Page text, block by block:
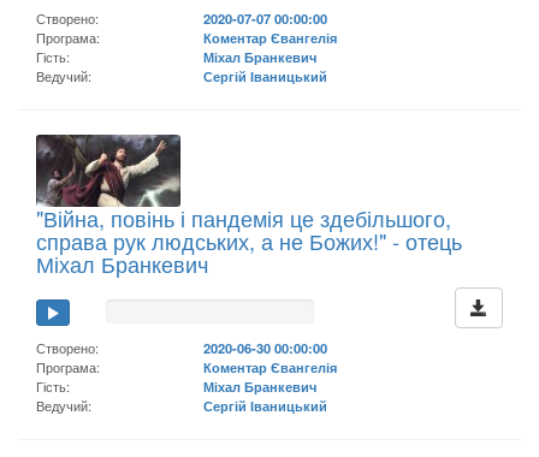
Створено:
2020-07-07 00:00:00
Програма:
Коментар Євангелія
Гість:
Міхал Бранкевич
Ведучий:
Сергій Іваницький
"Війна, повінь і пандемія це здебільшого,
справа рук людських, а не Божих!" - отець
Міхал Бранкевич
Створено:
2020-06-30 00:00:00
Програма:
Коментар Євангелія
Гість:
Міхал Бранкевич
Ведучий:
Сергій Іваницький